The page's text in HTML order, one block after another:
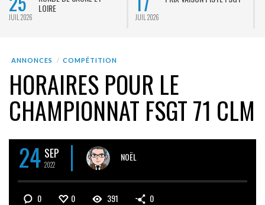
JUIL 2026
LOIRE
JUIL 2026
ANNONCES COMPÉTITION
HORAIRES POUR LE
CHAMPIONNAT FSGT 71 CLM
24 SEP
2022
NOËL
0 0 391 0